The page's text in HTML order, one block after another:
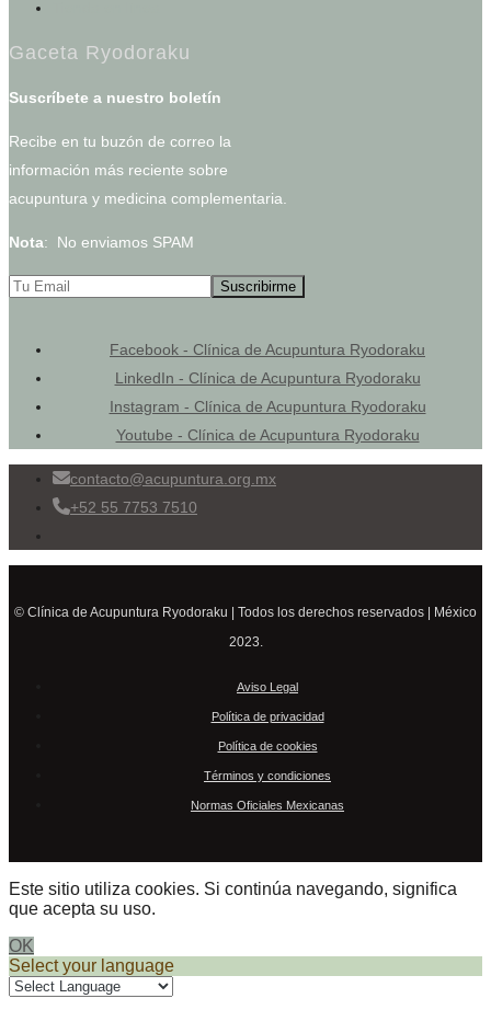
Gaceta Ryodoraku
Suscríbete a nuestro boletín
Recibe en tu buzón de correo la
información más reciente sobre
acupuntura y medicina complementaria.
Nota: No enviamos SPAM
Facebook - Clínica de Acupuntura Ryodoraku
LinkedIn - Clínica de Acupuntura Ryodoraku
Instagram - Clínica de Acupuntura Ryodoraku
Youtube - Clínica de Acupuntura Ryodoraku
contacto@acupuntura.org.mx
+52 55 7753 7510
© Clínica de Acupuntura Ryodoraku | Todos los derechos reservados | México
2023.
Aviso Legal
Política de privacidad
Política de cookies
Términos y condiciones
Normas Oficiales Mexicanas
Este sitio utiliza cookies. Si continúa navegando, significa
que acepta su uso.
OK
Select your language